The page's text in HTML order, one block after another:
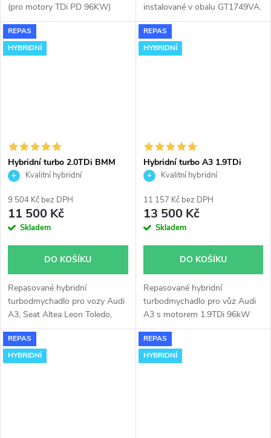
(pro motory TDi PD 96KW)
instalované v obalu GT1749V
(pro motory TDi 66-85KW).
Vhodné zejména k
81KW 85KW
instalované v obalu GT1749VA.
Vhodné zejména k
výkonnostním úpravám jako
např. chiptuning. Pro vozy Audi
REPAS
HYBRIDNÍ
Hybridní turbo 2.0TDi BMM
GT1752V s velkým sáním
Kvalitní hybridní
9 504 Kč bez DPH
11 500 Kč
Skladem
DO KOŠÍKU
Repasované hybridní
turbodmychadlo pro vozy Audi
A3, Seat Altea Leon Toledo,
Škoda Octavia Superb,
Volkswagen Golf Jetta Passat
Touran EOS 2.0TDi 103kW s
REPAS
HYBRIDNÍ
Hybridní turbo A3 1.9TDi
96kW ASZ GT1752V v obalu
Kvalitní hybridní
11 157 Kč bez DPH
13 500 Kč
Skladem
DO KOŠÍKU
Repasované hybridní
turbodmychadlo pro vůz Audi
A3 s motorem 1.9TDi 96kW
ASZ.
REPAS
HYBRIDNÍ
REPAS
HYBRIDNÍ